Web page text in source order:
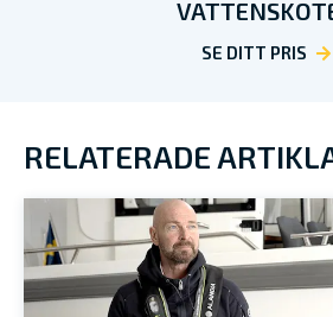
SE DITT PRIS
RELATERADE